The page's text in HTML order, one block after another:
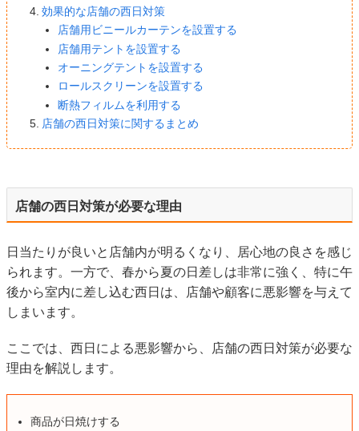
効果的な店舗の西日対策
店舗用ビニールカーテンを設置する
店舗用テントを設置する
オーニングテントを設置する
ロールスクリーンを設置する
断熱フィルムを利用する
店舗の西日対策に関するまとめ
店舗の西日対策が必要な理由
日当たりが良いと店舗内が明るくなり、居心地の良さを感じ
られます。一方で、春から夏の日差しは非常に強く、特に午
後から室内に差し込む西日は、店舗や顧客に悪影響を与えて
しまいます。
ここでは、西日による悪影響から、店舗の西日対策が必要な
理由を解説します。
商品が日焼けする